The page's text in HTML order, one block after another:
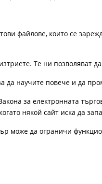
файлове, които се
Те ни
да научите повече и да
за електронната
някой сайт иска да
може да ограничи